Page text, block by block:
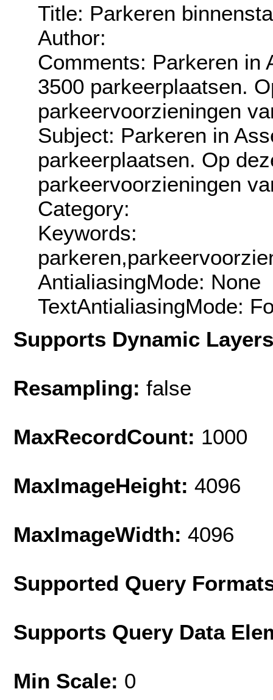
Title: Parkeren
Author:
Comments: Parkeren in
3500 parkeerplaatsen.
parkeervoorzieningen
Subject: Parkeren in
parkeerplaatsen. Op
parkeervoorzieningen
Category:
Keywords:
AntialiasingMode: None
TextAntialiasingMode:
Supports Dynamic
Resampling: false
MaxRecordCount: 1000
MaxImageHeight: 4096
MaxImageWidth: 4096
Supported Query
Supports Query Data
Min Scale: 0